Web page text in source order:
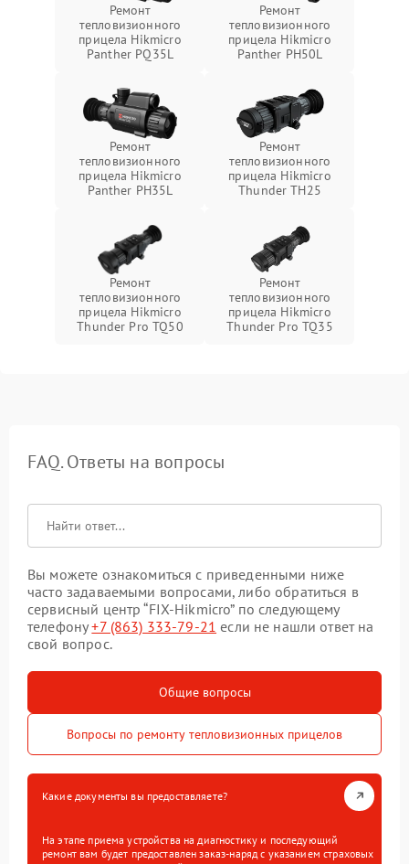
Ремонт
тепловизионного
прицела Hikmicro
Panther PQ35L
Ремонт
тепловизионного
прицела Hikmicro
Panther PH50L
Ремонт
тепловизионного
прицела Hikmicro
Panther PH35L
Ремонт
тепловизионного
прицела Hikmicro
Thunder TH25
Ремонт
тепловизионного
прицела Hikmicro
Thunder Pro TQ50
Ремонт
тепловизионного
прицела Hikmicro
Thunder Pro TQ35
FAQ. Ответы на вопросы
Вы можете ознакомиться с приведенными ниже
часто задаваемыми вопросами, либо обратиться в
сервисный центр “FIX-Hikmicro” по следующему
телефону+7 (863) 333-79-21 если не нашли ответ на
свой вопрос.
Общие вопросы
Вопросы по ремонту тепловизионных прицелов
Какие документы вы предоставляете?
На этапе приема устройства на диагностику и последующий
ремонт вам будет предоставлен заказ-наряд с указанием страховых